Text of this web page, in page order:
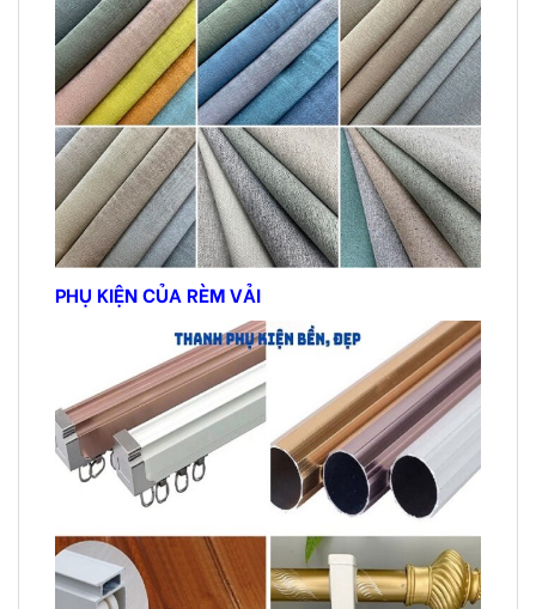
PHỤ KIỆN CỦA RÈM VẢI